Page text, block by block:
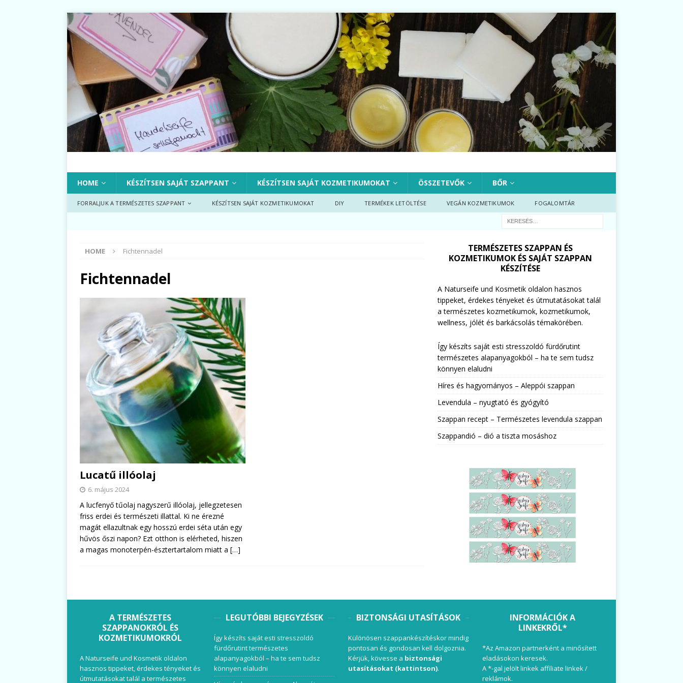
HOME KÉSZÍTSEN SAJÁT SZAPPANT KÉSZÍTSEN SAJÁT KOZMETIKUMOKAT ÖSSZETEVŐK BŐR
FORRALJUK A TERMÉSZETES SZAPPANT KÉSZÍTSEN SAJÁT KOZMETIKUMOKAT DIY TERMÉKEK LETÖLTÉSE VEGÁN KOZMETIKUMOK FOGALOMTÁR
HOME Fichtennadel
Fichtennadel
Lucatű illóolaj
6. május 2024
A lucfenyő tűolaj nagyszerű illóolaj, jellegzetesen
friss erdei és természeti illattal. Ki ne érezné
magát ellazultnak egy hosszú erdei séta után egy
hűvös őszi napon? Ezt otthon is elérheted, hiszen
a magas monoterpén-észtertartalom miatt a […]
TERMÉSZETES SZAPPAN ÉS
KOZMETIKUMOK ÉS SAJÁT SZAPPAN
KÉSZÍTÉSE
A Naturseife und Kosmetik oldalon hasznos
tippeket, érdekes tényeket és útmutatásokat talál
a természetes kozmetikumok, kozmetikumok,
wellness, jólét és barkácsolás témakörében.
Így készíts saját esti stresszoldó fürdőrutint
természetes alapanyagokból – ha te sem tudsz
könnyen elaludni
Híres és hagyományos – Aleppói szappan
Levendula – nyugtató és gyógyító
Szappan recept – Természetes levendula szappan
Szappandió – dió a tiszta mosáshoz
A TERMÉSZETES
SZAPPANOKRÓL ÉS
KOZMETIKUMOKRÓL
A Naturseife und Kosmetik oldalon
hasznos tippeket, érdekes tényeket és
útmutatásokat talál a természetes
LEGUTÓBBI BEJEGYZÉSEK
Így készíts saját esti stresszoldó
fürdőrutint természetes
alapanyagokból – ha te sem tudsz
könnyen elaludni
BIZTONSÁGI UTASÍTÁSOK
Különösen szappankészítéskor mindig
pontosan és gondosan kell dolgoznia.
Kérjük, kövesse a biztonsági
utasításokat (kattintson).
INFORMÁCIÓK A
LINKEKRŐL*
*Az Amazon partnerként a minősített
eladásokon keresek.
A *-gal jelölt linkek affiliate linkek /
reklámok.